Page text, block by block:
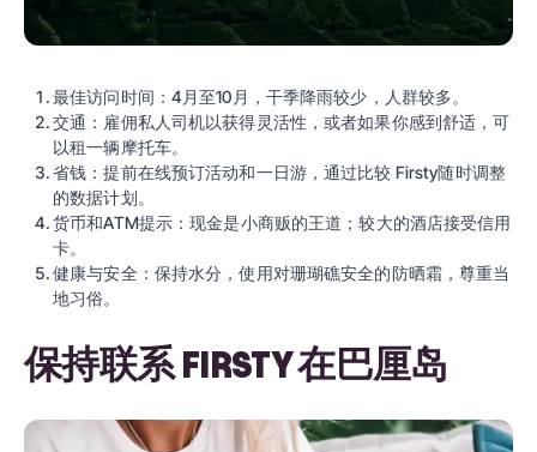
最佳访问时间：4月至10月，干季降雨较少，人群较多。
交通：雇佣私人司机以获得灵活性，或者如果你感到舒适，可
以租一辆摩托车。
省钱：提前在线预订活动和一日游，通过比较 Firsty随时调整
的数据计划。
货币和ATM提示：现金是小商贩的王道；较大的酒店接受信用
卡。
健康与安全：保持水分，使用对珊瑚礁安全的防晒霜，尊重当
地习俗。
保持联系FIRSTY在巴厘岛